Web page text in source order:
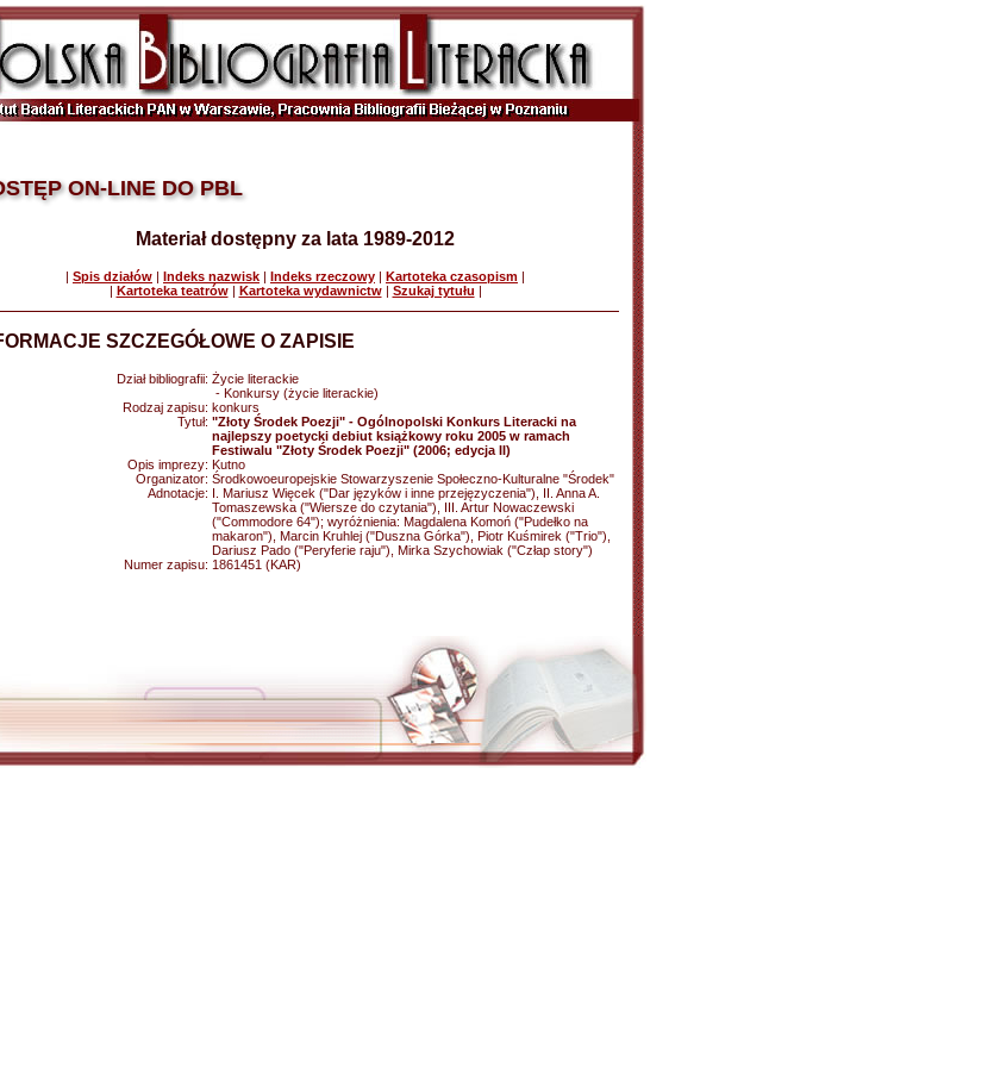
ON-LINE DO PBL
Materiał dostępny za lata 1989-2012
| Spis działów | Indeks nazwisk | Indeks rzeczowy | Kartoteka czasopism |
| Kartoteka teatrów| Kartoteka wydawnictw| Szukaj tytułu |
SZCZEGÓŁOWE O ZAPISIE
Dział bibliografii: Życie literackie
- Konkursy (życie literackie)
Rodzaj zapisu: konkurs
Tytuł: "Złoty Środek Poezji" - Ogólnopolski Konkurs Literacki na
najlepszy poetycki debiut książkowy roku 2005 w ramach
Festiwalu "Złoty Środek Poezji" (2006; edycja II)
Opis imprezy: Kutno
Organizator: Środkowoeuropejskie Stowarzyszenie Społeczno-Kulturalne "Środek"
Adnotacje: I. Mariusz Więcek ("Dar języków i inne przejęzyczenia"), II. Anna A.
Tomaszewska ("Wiersze do czytania"), III. Artur Nowaczewski
("Commodore 64"); wyróżnienia: Magdalena Komoń ("Pudełko na
makaron"), Marcin Kruhlej ("Duszna Górka"), Piotr Kuśmirek ("Trio"),
Dariusz Pado ("Peryferie raju"), Mirka Szychowiak ("Człap story")
Numer zapisu: 1861451 (KAR)